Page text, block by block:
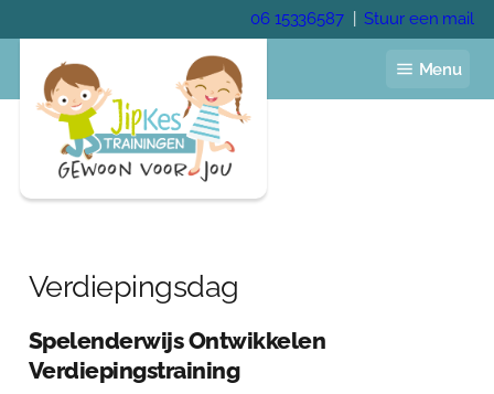
naar
inhoud
06 15336587|Stuur een mail
Menu
Voor gastouders
Pedagogisch coach
Verdiepingsdag
Spelenderwijs Ontwikkelen
Verdiepingstraining